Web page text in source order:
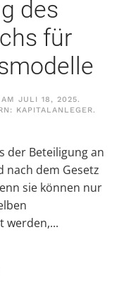
des
für
AM JULI 18, 2025.
KAPITALANLEGER.
der Beteiligung an
nach dem Gesetz
sie können nur
werden,...